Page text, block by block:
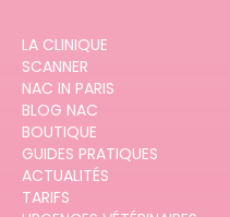
LA CLINIQUE
SCANNER
NAC IN PARIS
BLOG NAC
BOUTIQUE
GUIDES PRATIQUES
ACTUALITÉS
TARIFS